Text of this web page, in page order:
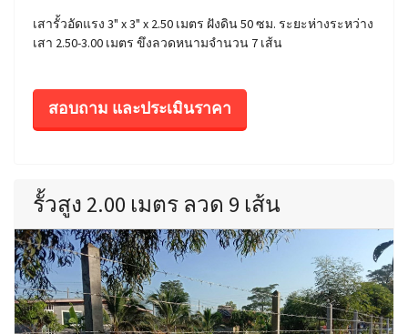
เสารั้วอัดแรง 3" x 3" x 2.50 เมตร ฝังดิน 50 ซม. ระยะห่างระหว่าง
เสา 2.50-3.00 เมตร ขึงลวดหนามจำนวน 7 เส้น
สอบถาม และประเมินราคา
รั้วสูง 2.00 เมตร ลวด 9 เส้น